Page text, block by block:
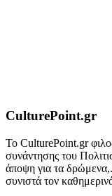
CulturePoint.gr
Το CulturePoint.gr
συνάντησης του
άποψη για τα δρώμενα,.
συνιστά τον